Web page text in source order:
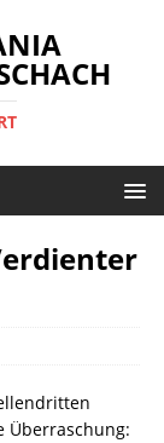
Überraschung: